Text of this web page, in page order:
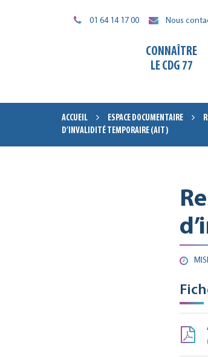
01 64 14 17 00 Nous
CONNAÎTRE
LE CDG 77
ACCUEIL ESPACE DOCUMENTAIRE
D’INVALIDITÉ TEMPORAIRE (AIT)